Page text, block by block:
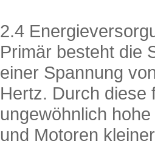
2.4
Primär besteht die
einer Spannung
Hertz. Durch diese
ungewöhnlich
und Motoren